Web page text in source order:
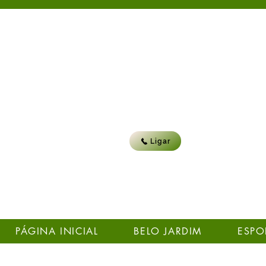
Ligar
PÁGINA INICIAL BELO JARDIM